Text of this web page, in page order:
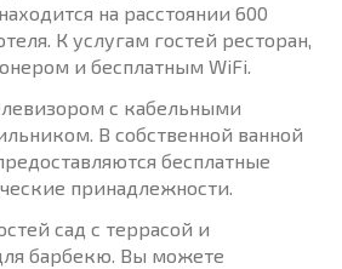
на расстоянии 600
К услугам гостей ресторан,
и бесплатным WiFi.
с кабельными
В собственной ванной
бесплатные
принадлежности.
сад с террасой и
барбекю. Вы можете